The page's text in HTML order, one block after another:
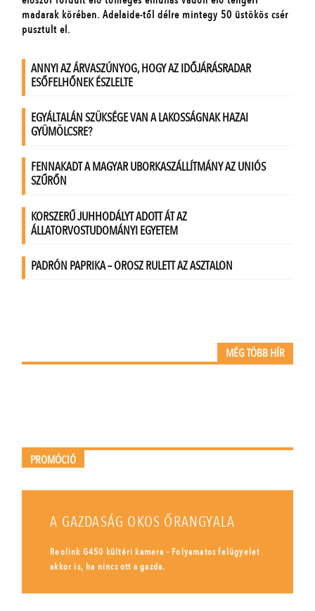
MÉG TÖBB HÍR
PROMÓCIÓ
A GAZDASÁG OKOS ŐRANGYALA
Reolink G450 kültéri kamera - Folyamatos felügyelet
akkor is, ha nincs ott a gazda.